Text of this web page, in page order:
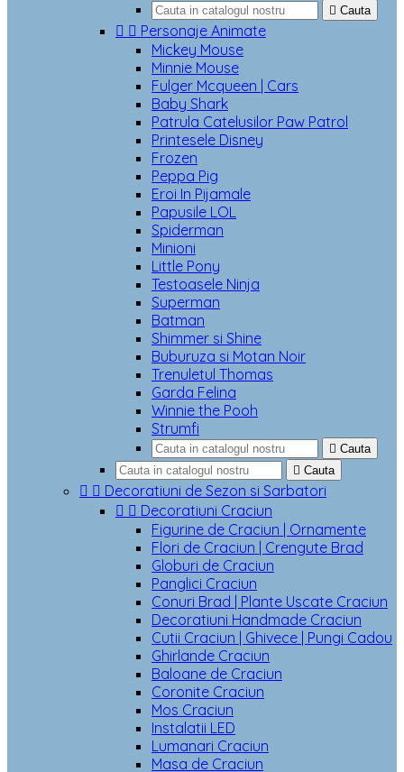
 Cauta
  Personaje Animate
Mickey Mouse
Minnie Mouse
Fulger Mcqueen | Cars
Baby Shark
Patrula Catelusilor Paw Patrol
Printesele Disney
Frozen
Peppa Pig
Eroi In Pijamale
Papusile LOL
Spiderman
Minioni
Little Pony
Testoasele Ninja
Superman
Batman
Shimmer si Shine
Buburuza si Motan Noir
Trenuletul Thomas
Garda Felina
Winnie the Pooh
Strumfi
 Cauta
 Cauta
  Decoratiuni de Sezon si Sarbatori
  Decoratiuni Craciun
Figurine de Craciun | Ornamente
Flori de Craciun | Crengute Brad
Globuri de Craciun
Panglici Craciun
Conuri Brad | Plante Uscate Craciun
Decoratiuni Handmade Craciun
Cutii Craciun | Ghivece | Pungi Cadou
Ghirlande Craciun
Baloane de Craciun
Coronite Craciun
Mos Craciun
Instalatii LED
Lumanari Craciun
Masa de Craciun